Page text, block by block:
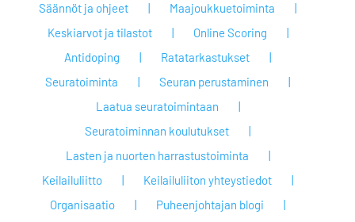
Säännöt ja ohjeet
Maajoukkuetoiminta
Keskiarvot ja tilastot
Online Scoring
Antidoping
Ratatarkastukset
Seuratoiminta
Seuran perustaminen
Laatua seuratoimintaan
Seuratoiminnan koulutukset
Lasten ja nuorten harrastustoiminta
Keilailuliitto
Keilailuliiton yhteystiedot
Organisaatio
Puheenjohtajan blogi